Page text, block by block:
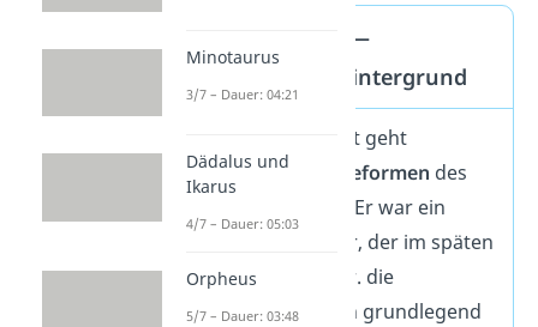
Scherbengericht —
geschichtlicher Hintergrund
Das Scherbengericht geht
vermutlich auf die
Reformen des
zurück. Er war ein
athenischer Politiker, der im späten
6. Jahrhundert v. Chr. die
Demokratie in Athen grundlegend
Minotaurus
3/7 – Dauer: 04:21
Dädalus und
Ikarus
4/7 – Dauer: 05:03
Orpheus
5/7 – Dauer: 03:48